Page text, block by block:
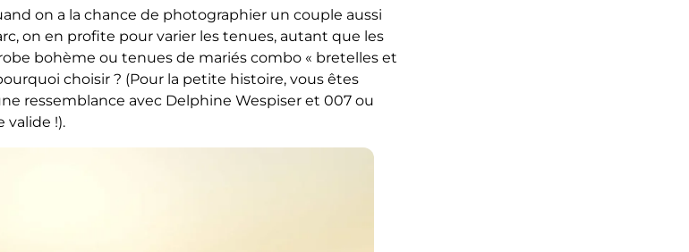
on a la chance de photographier un couple aussi
on en profite pour varier les tenues, autant que les
robe bohème ou tenues de mariés combo « bretelles et
choisir ? (Pour la petite histoire, vous êtes
ressemblance avec Delphine Wespiser et 007 ou
valide !).